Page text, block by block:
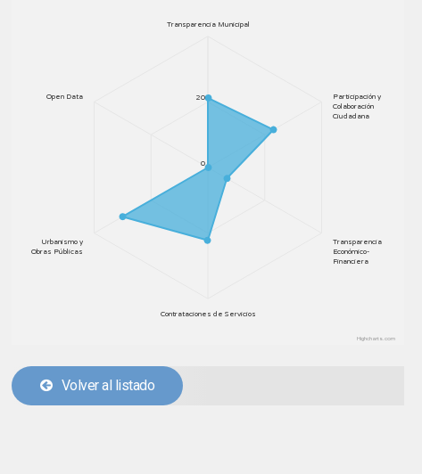
Transparencia Municipal
Participación y
Colaboración
Ciudadana
Transparencia
Económico-
Financiera
Contrataciones de Servicios
Urbanismo y
Obras Públicas
Open Data
0
20
Highcharts.com
Volver al listado